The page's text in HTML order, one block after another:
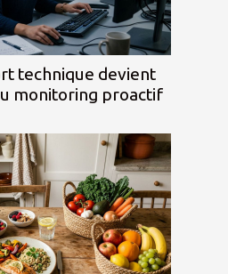
technique devient
monitoring proactif